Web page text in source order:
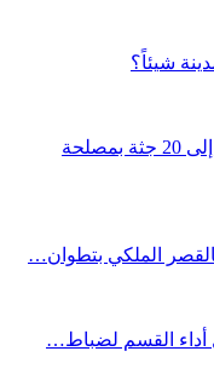
شيئاً؟
ارتفاع حصيلة ضحايا محاولة اقتحام سبتة إلى 20 جثة بمصلحة
الملكي بتطوان…
القسم لضباط…